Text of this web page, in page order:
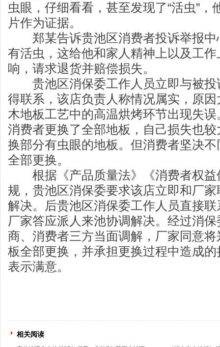
虫眼，仔细看看，甚至发现了“活虫”，
片作为证据。
郑某告诉贵池区消费者投诉举报中
有活虫，这给他和家人精神上以及工
响，请求退货并赔偿损失。
贵池区消保委工作人员立即与被投
得联系，该店负责人称情况属实，原
木地板工艺中的高温烘烤环节出现失
消费者更换了全部地板，自己损失也
换部分有虫眼的地板。但消费者坚决
全部更换。
根据《产品质量法》《消费者权益
规，贵池区消保委要求该店立即和厂
解决。后贵池区消保委工作人员直接
厂家答应派人来池协调解决。经过消
商、消费者三方当面调解，厂家同意
板全部更换，并承担更换过程中造成
表示满意。
相关阅读